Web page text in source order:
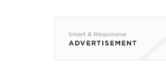
ce
b
o
o
tt
er
ail at
s
A
p
py
k